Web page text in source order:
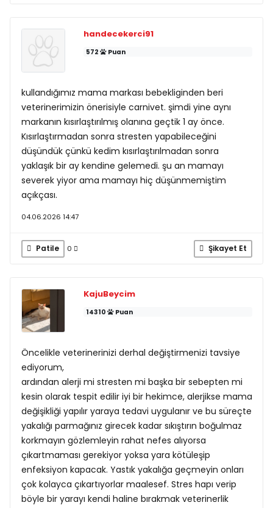
handecekerci91
572 Puan
kullandığımız mama markası bebekliginden beri
veterinerimizin önerisiyle carnivet. şimdi yine aynı
markanın kısırlaştırılmış olanına geçtik 1 ay önce.
Kısırlaştırmadan sonra stresten yapabileceğini
düşündük çünkü kedim kısırlaştırılmadan sonra
yaklaşık bir ay kendine gelemedi. şu an mamayı
severek yiyor ama mamayı hiç düşünmemiştim
açıkçası.
04.06.2026 14:47
Patile 0 Şikayet Et
KajuBeycim
14310 Puan
Öncelikle veterinerinizi derhal değiştirmenizi tavsiye
ediyorum,
ardından alerji mi stresten mi başka bir sebepten mi
kesin olarak tespit edilir iyi bir hekimce, alerjikse mama
değişikliği yapılır yaraya tedavi uygulanır ve bu süreçte
yakalığı parmağınız girecek kadar sıkıştırın boğulmaz
korkmayın gözlemleyin rahat nefes alıyorsa
çıkartmaması gerekiyor yoksa yara kötüleşip
enfeksiyon kapacak. Yastık yakalığa geçmeyin onları
çok kolayca çıkartıyorlar maalesef. Stres hapı verip
böyle bir yarayı kendi haline bırakmak veterinerlik